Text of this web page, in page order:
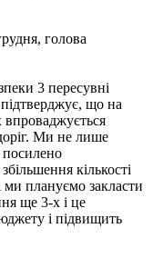
голова
3 пересувні
що на
впроваджується
Ми не лише
посилено
кількості
плануємо закласти
ще 3-х і це
і підвищить